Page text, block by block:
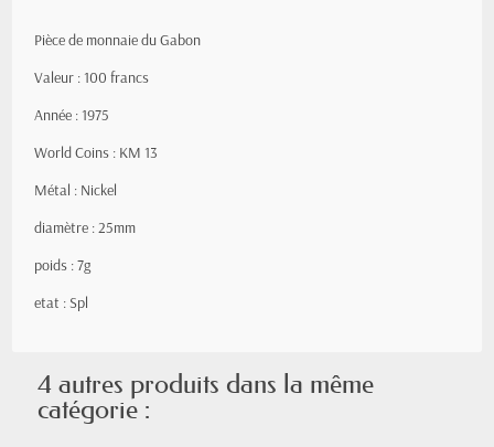
Pièce de monnaie du Gabon
Valeur : 100 francs
Année : 1975
World Coins : KM 13
Métal : Nickel
diamètre : 25mm
poids : 7g
etat : Spl
4 autres produits dans la même
catégorie :